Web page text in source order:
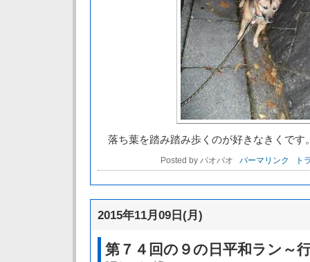
落ち葉を踏み踏み歩くのが好きなきくです
Posted by パオパオ パーマリンク ト
2015年11月09日(月)
第７４回の９の日平和ラン～